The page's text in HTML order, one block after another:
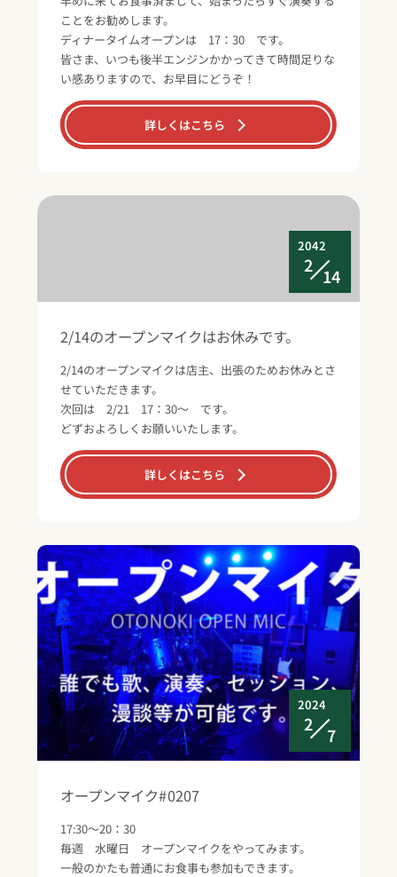
ことをお勧めします。
ディナータイムオープンは 17：30 です。
皆さま、いつも後半エンジンかかってきて時間足りな
い感ありますので、お早目にどうぞ！
詳しくはこちら
2042
2
14
2/14のオープンマイクはお休みです。
2/14のオープンマイクは店主、出張のためお休みとさ
せていただきます。
次回は 2/21 17：30～ です。
どずおよろしくお願いいたします。
詳しくはこちら
2024
2
7
オープンマイク#0207
17:30～20：30
毎週 水曜日 オープンマイクをやってみます。
一般のかたも普通にお食事も参加もできます。